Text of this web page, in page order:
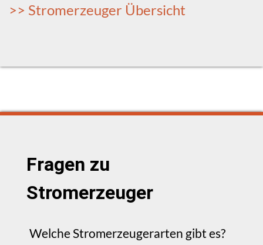
>> Stromerzeuger Übersicht
Fragen zu
Stromerzeuger
Welche Stromerzeugerarten gibt es?